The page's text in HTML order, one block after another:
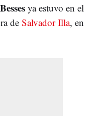
ya estuvo en el
de Salvador Illa, en